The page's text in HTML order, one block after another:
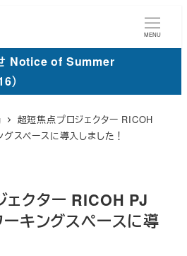
MENU
Notice of Summer
）
超短焦点プロジェクター RICOH
スペースに導入しました！
ェクター RICOH PJ
キングスペースに導